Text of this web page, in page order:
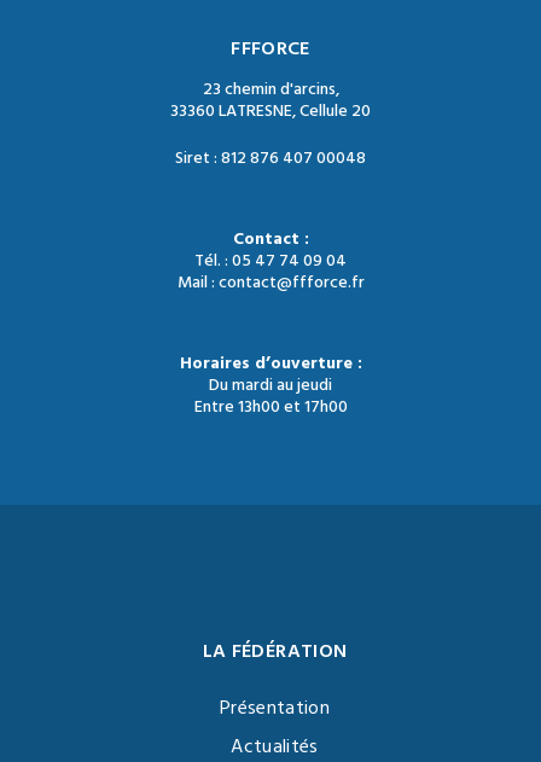
FFFORCE
23 chemin d'arcins,
33360 LATRESNE, Cellule 20
Siret : 812 876 407 00048
Contact :
Tél. : 05 47 74 09 04
Mail : contact@ffforce.fr
Horaires d’ouverture :
Du mardi au jeudi
Entre 13h00 et 17h00
LA FÉDÉRATION
Présentation
Actualités